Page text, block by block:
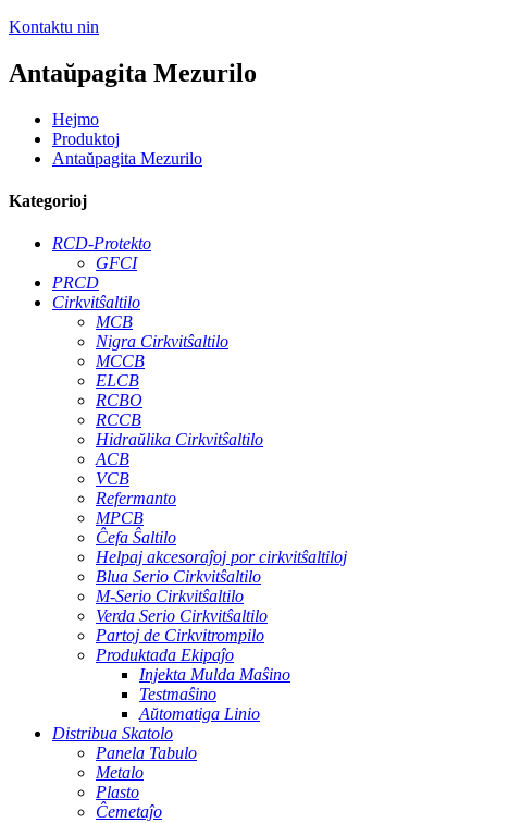
Kontaktu nin
Antaŭpagita Mezurilo
Hejmo
Produktoj
Antaŭpagita Mezurilo
Kategorioj
RCD-Protekto
GFCI
PRCD
Cirkvitŝaltilo
MCB
Nigra Cirkvitŝaltilo
MCCB
ELCB
RCBO
RCCB
Hidraŭlika Cirkvitŝaltilo
ACB
VCB
Refermanto
MPCB
Ĉefa Ŝaltilo
Helpaj akcesoraĵoj por cirkvitŝaltiloj
Blua Serio Cirkvitŝaltilo
M-Serio Cirkvitŝaltilo
Verda Serio Cirkvitŝaltilo
Partoj de Cirkvitrompilo
Produktada Ekipaĵo
Injekta Mulda Maŝino
Testmaŝino
Aŭtomatiga Linio
Distribua Skatolo
Panela Tabulo
Metalo
Plasto
Ĉemetaĵo